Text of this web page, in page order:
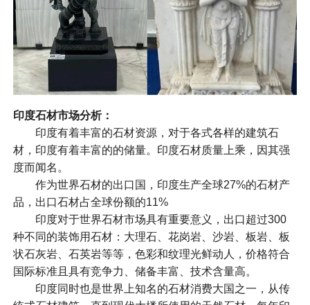
印度石材市场分析：
印度有着丰富的石材资源，对于各式各样的建筑石
材，印度有着丰富的的储量。印度石材质量上乘，因其强
度而闻名。
作为世界石材的出口国，印度生产全球27%的石材产
品，出口石材占全球份额的11%
印度对于世界石材市场具有重要意义，出口超过300
种不同的装饰用石材：大理石、花岗岩、沙岩、板岩、板
状石灰岩、石英岩等等，色彩和纹理光鲜动人，价格符合
国际标准且具有竞争力、储备丰富、技术含量高。
印度同时也是世界上知名的石材消费大国之一，从传